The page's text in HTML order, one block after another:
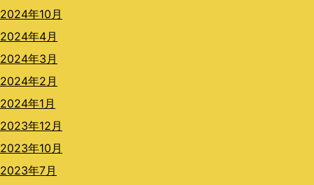
2024年10月
2024年4月
2024年3月
2024年2月
2024年1月
2023年12月
2023年10月
2023年7月